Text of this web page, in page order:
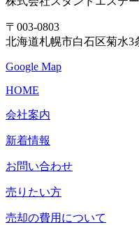
〒003-0803
北海道札幌市白石区菊水
Google Map
HOME
会社案内
新着情報
お問い合わせ
売りたい方
売却の費用について